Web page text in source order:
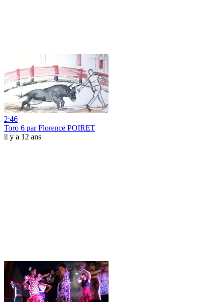
2:46
Toro 6 par Florence POIRET
il y a 12 ans